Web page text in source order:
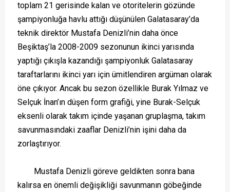
toplam 21 gerisinde kalan ve otoritelerin gözünde
şampiyonluğa havlu attığı düşünülen Galatasaray’da
teknik direktör Mustafa Denizli’nin daha önce
Beşiktaş’la 2008-2009 sezonunun ikinci yarısında
yaptığı çıkışla kazandığı şampiyonluk Galatasaray
taraftarlarını ikinci yarı için ümitlendiren argüman olarak
öne çıkıyor. Ancak bu sezon özellikle Burak Yılmaz ve
Selçuk İnan’ın düşen form grafiği, yine Burak-Selçuk
eksenli olarak takım içinde yaşanan gruplaşma, takım
savunmasındaki zaaflar Denizli’nin işini daha da
zorlaştırıyor.
Mustafa Denizli göreve geldikten sonra bana
kalırsa en önemli değişikliği savunmanın göbeğinde